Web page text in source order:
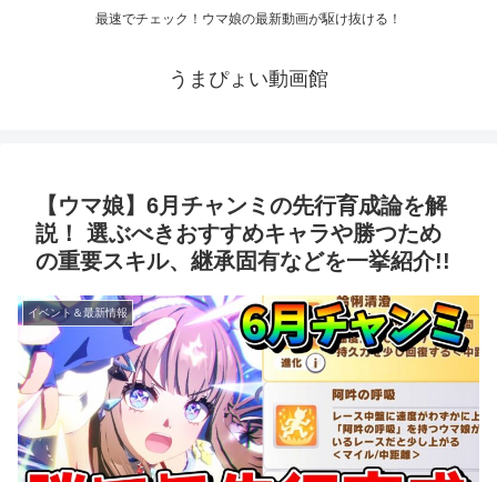
最速でチェック！ウマ娘の最新動画が駆け抜ける！
うまぴょい動画館
【ウマ娘】6月チャンミの先行育成論を解
説！ 選ぶべきおすすめキャラや勝つため
の重要スキル、継承固有などを一挙紹介!!
イベント＆最新情報